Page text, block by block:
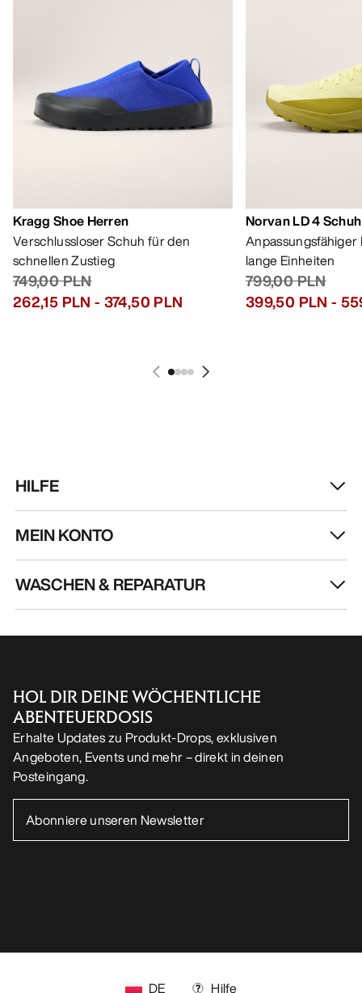
Kragg Shoe Herren
Verschlussloser Schuh für den
schnellen Zustieg
749,00 PLN
262,15 PLN - 374,50 PLN
Norvan LD 4
lange Einheiten
799,00 PLN
399,50 PLN -
HILFE
MEIN KONTO
WASCHEN & REPARATUR
HOL DIR DEINE WÖCHENTLICHE
ABENTEUERDOSIS
Erhalte Updates zu Produkt-Drops, exklusiven
Angeboten, Events und mehr – direkt in deinen
Posteingang.
DE Hilfe